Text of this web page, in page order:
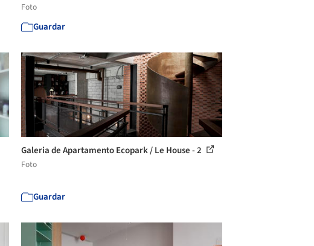
Foto
Guardar
Galeria de Apartamento Ecopark / Le House - 2
Foto
Guardar